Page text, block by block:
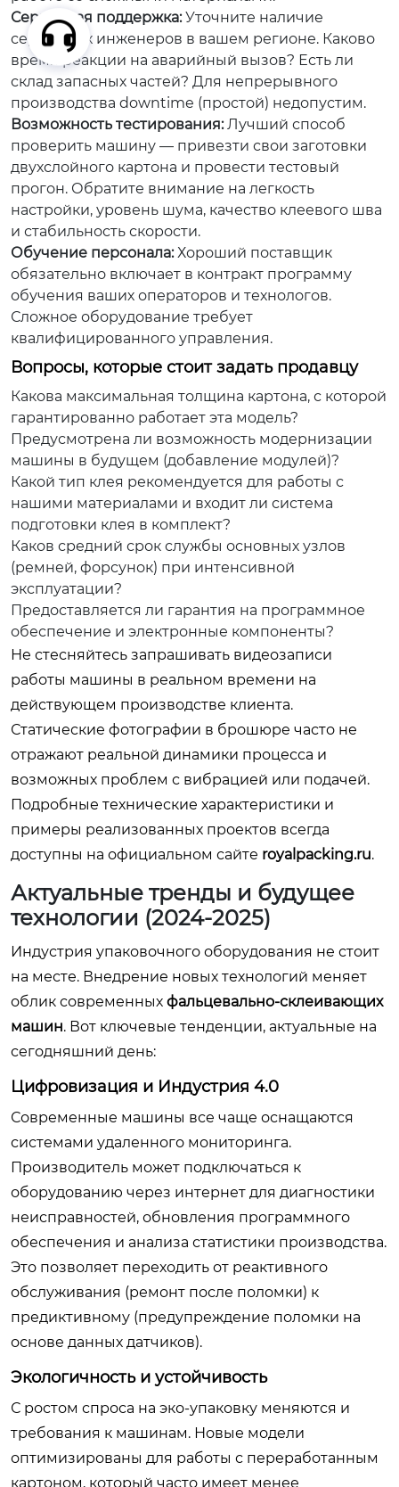
Сервисная поддержка:Уточните наличие
сервисных инженеров в вашем регионе. Каково
время реакции на аварийный вызов? Есть ли
склад запасных частей? Для непрерывного
производства downtime (простой) недопустим.
Возможность тестирования:Лучший способ
проверить машину — привезти свои заготовки
двухслойного картона и провести тестовый
прогон. Обратите внимание на легкость
настройки, уровень шума, качество клеевого шва
и стабильность скорости.
Обучение персонала:Хороший поставщик
обязательно включает в контракт программу
обучения ваших операторов и технологов.
Сложное оборудование требует
квалифицированного управления.
Вопросы, которые стоит задать продавцу
Какова максимальная толщина картона, с которой
гарантированно работает эта модель?
Предусмотрена ли возможность модернизации
машины в будущем (добавление модулей)?
Какой тип клея рекомендуется для работы с
нашими материалами и входит ли система
подготовки клея в комплект?
Каков средний срок службы основных узлов
(ремней, форсунок) при интенсивной
эксплуатации?
Предоставляется ли гарантия на программное
обеспечение и электронные компоненты?
Не стесняйтесь запрашивать видеозаписи
работы машины в реальном времени на
действующем производстве клиента.
Статические фотографии в брошюре часто не
отражают реальной динамики процесса и
возможных проблем с вибрацией или подачей.
Подробные технические характеристики и
примеры реализованных проектов всегда
доступны на официальном сайте royalpacking.ru.
Актуальные тренды и будущее
технологии (2024-2025)
Индустрия упаковочного оборудования не стоит
на месте. Внедрение новых технологий меняет
облик современных фальцевально-склеивающих
машин. Вот ключевые тенденции, актуальные на
сегодняшний день:
Цифровизация и Индустрия 4.0
Современные машины все чаще оснащаются
системами удаленного мониторинга.
Производитель может подключаться к
оборудованию через интернет для диагностики
неисправностей, обновления программного
обеспечения и анализа статистики производства.
Это позволяет переходить от реактивного
обслуживания (ремонт после поломки) к
предиктивному (предупреждение поломки на
основе данных датчиков).
Экологичность и устойчивость
С ростом спроса на эко-упаковку меняются и
требования к машинам. Новые модели
оптимизированы для работы с переработанным
картоном, который часто имеет менее